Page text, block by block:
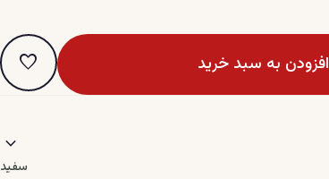
افزودن به سبد خرید favorite
expand_more
سفید